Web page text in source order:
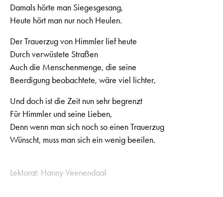
Damals hörte man Siegesgesang,
Heute hört man nur noch Heulen.
Der Trauerzug von Himmler lief heute
Durch verwüstete Straßen
Auch die Menschenmenge, die seine
Beerdigung beobachtete, wäre viel lichter,
Und doch ist die Zeit nun sehr begrenzt
Für Himmler und seine Lieben,
Denn wenn man sich noch so einen Trauerzug
Wünscht, muss man sich ein wenig beeilen.
Lektorat: Hanny Veenendaal